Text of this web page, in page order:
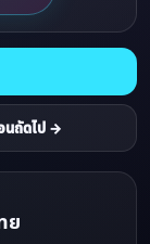
นถัดไป →
ย